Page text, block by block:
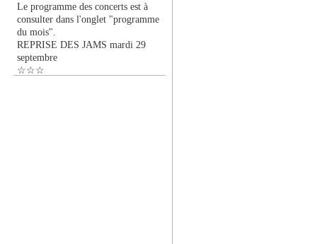
Le programme des concerts est à
consulter dans l'onglet "programme
du mois".
REPRISE DES JAMS mardi 29
septembre
☆☆☆